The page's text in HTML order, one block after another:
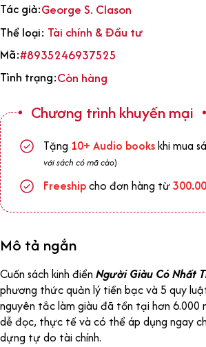
Tác giả:George S. Clason
Thể loại: Tài chính & Đầu tư
Mã:#8935246937525
Tình trạng:Còn hàng
Chương trình khuyến mại
Tặng 10+ Audio bookskhi mua
với sách có mã cào)
Freeshipcho đơn hàng từ
Mô tả ngắn
Cuốn sách kinh điển Người Giàu Có Nhất
phương thức quản lý tiền bạc và 5 quy
nguyên tắc làm giàu đã tồn tại hơn 6.000
dễ đọc, thực tế và có thể áp dụng ngay
dựng tự do tài chính.